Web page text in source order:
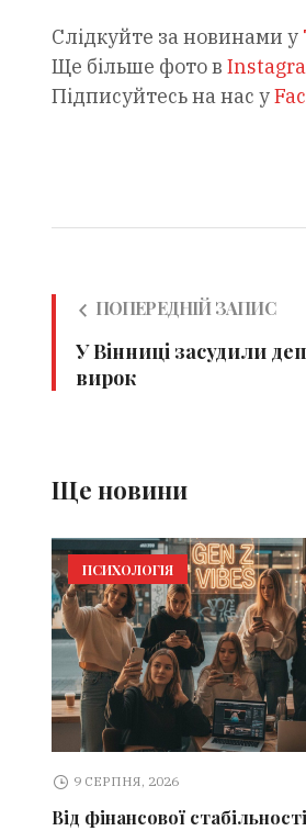
Слідкуйте за новинами у
Ще більше фото в
Підписуйтесь на нас у
ПОПЕРЕДНІЙ ЗАПИС
У Вінниці засудили
вирок
Ще новини
ПСИХОЛОГІЯ
9 СЕРПНЯ, 2026
Від фінансової